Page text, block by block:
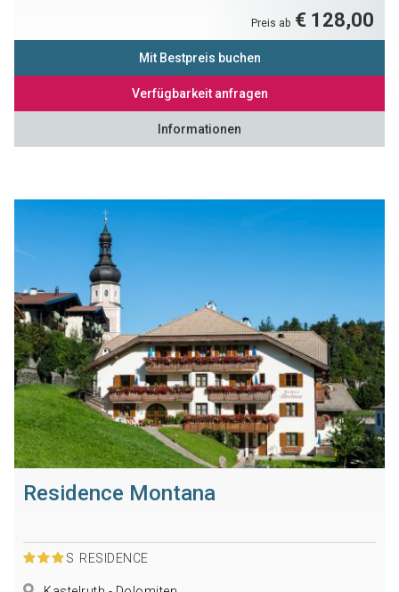
Preis ab € 128,00
Mit Bestpreis buchen
Verfügbarkeit anfragen
Informationen
Residence Montana
S RESIDENCE